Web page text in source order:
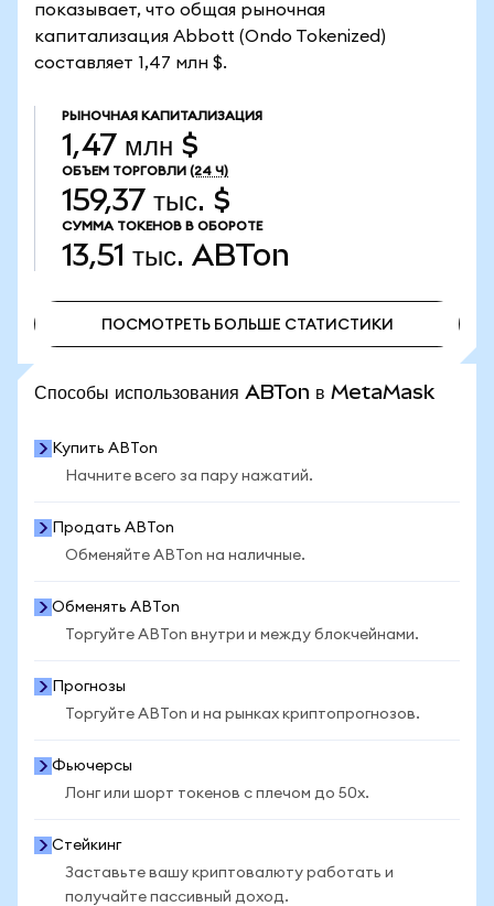
показывает, что общая рыночная
капитализация Abbott (Ondo Tokenized)
составляет 1,47 млн $.
РЫНОЧНАЯ КАПИТАЛИЗАЦИЯ
1,47 млн $
ОБЪЕМ ТОРГОВЛИ (24 Ч)
159,37 тыс. $
СУММА ТОКЕНОВ В ОБОРОТЕ
13,51 тыс. ABTon
ПОСМОТРЕТЬ БОЛЬШЕ СТАТИСТИКИ
Способы использования ABTon в MetaMask
Купить ABTon
Начните всего за пару нажатий.
Продать ABTon
Обменяйте ABTon на наличные.
Обменять ABTon
Торгуйте ABTon внутри и между блокчейнами.
Прогнозы
Торгуйте ABTon и на рынках криптопрогнозов.
Фьючерсы
Лонг или шорт токенов с плечом до 50x.
Стейкинг
Заставьте вашу криптовалюту работать и
получайте пассивный доход.